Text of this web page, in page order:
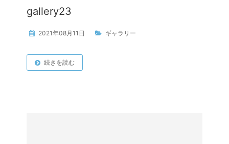
gallery23
2021年08月11日 ギャラリー
続きを読む